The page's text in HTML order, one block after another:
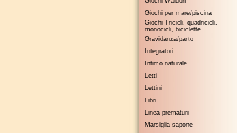
Giochi per mare/piscina
Giochi Tricicli, quadricicli,
monocicli, biciclette
Gravidanza/parto
Integratori
Intimo naturale
Letti
Lettini
Libri
Linea prematuri
Marsiglia sapone